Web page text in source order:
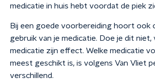
medicatie in huis hebt voordat de piek
Bij een goede voorbereiding hoort ook
gebruik van je medicatie. Doe je dit niet,
medicatie zijn effect. Welke medicatie
meest geschikt is, is volgens Van Vliet
verschillend.